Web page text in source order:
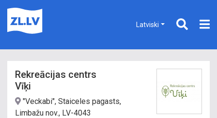
Latviski
Rekreācijas centrs
Vīķi
"Veckabi", Staiceles pagasts,
Limbažu nov., LV-4043